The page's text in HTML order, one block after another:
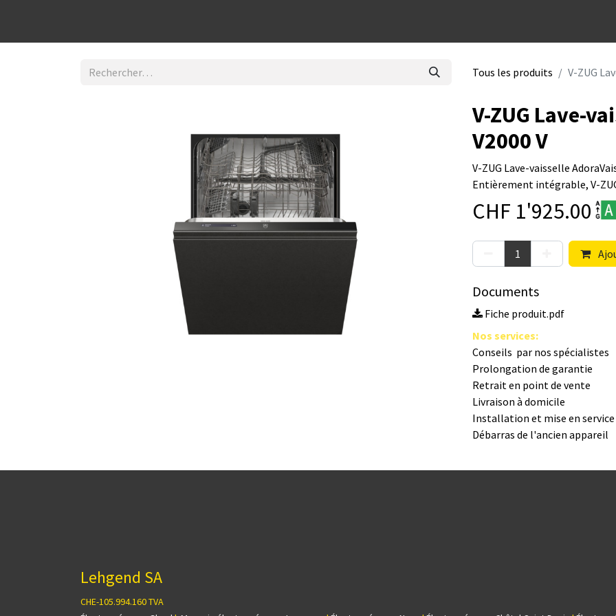
Tous les produits V-ZUG
V-ZUG Lave-
V2000 V
V-ZUG Lave-vaisselle
Entièrement intégrable, V-
CHF 1'925.00
Documents
Fiche produit.pdf
Nos s​ervices:
Conseils par nos spé​cialistes
Prolongation de garantie
Retrait en point de vente
Livraison à domicile
Installation et mise en
Débarras de l'ancien appareil
Lehgend SA
CHE-105.994.160 TVA